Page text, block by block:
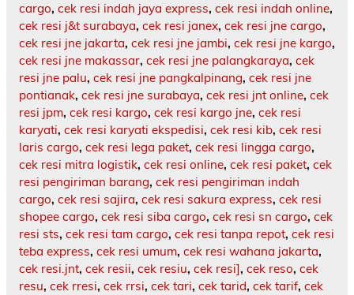
cargo, cek resi indah jaya express, cek resi indah online,
cek resi j&t surabaya, cek resi janex, cek resi jne cargo,
cek resi jne jakarta, cek resi jne jambi, cek resi jne kargo,
cek resi jne makassar, cek resi jne palangkaraya, cek
resi jne palu, cek resi jne pangkalpinang, cek resi jne
pontianak, cek resi jne surabaya, cek resi jnt online, cek
resi jpm, cek resi kargo, cek resi kargo jne, cek resi
karyati, cek resi karyati ekspedisi, cek resi kib, cek resi
laris cargo, cek resi lega paket, cek resi lingga cargo,
cek resi mitra logistik, cek resi online, cek resi paket, cek
resi pengiriman barang, cek resi pengiriman indah
cargo, cek resi sajira, cek resi sakura express, cek resi
shopee cargo, cek resi siba cargo, cek resi sn cargo, cek
resi sts, cek resi tam cargo, cek resi tanpa repot, cek resi
teba express, cek resi umum, cek resi wahana jakarta,
cek resi.jnt, cek resii, cek resiu, cek resi], cek reso, cek
resu, cek rresi, cek rrsi, cek tari, cek tarid, cek tarif, cek